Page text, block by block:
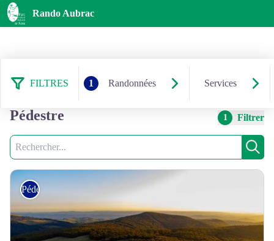
Rando Aubrac
FILTRES 1 Randonnées Services
244 résultats randonnées :
Pédestre
1 Filtrer
Recherche
Pédestre